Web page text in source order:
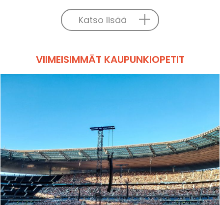
Katso lisää
VIIMEISIMMÄT KAUPUNKIOPETIT